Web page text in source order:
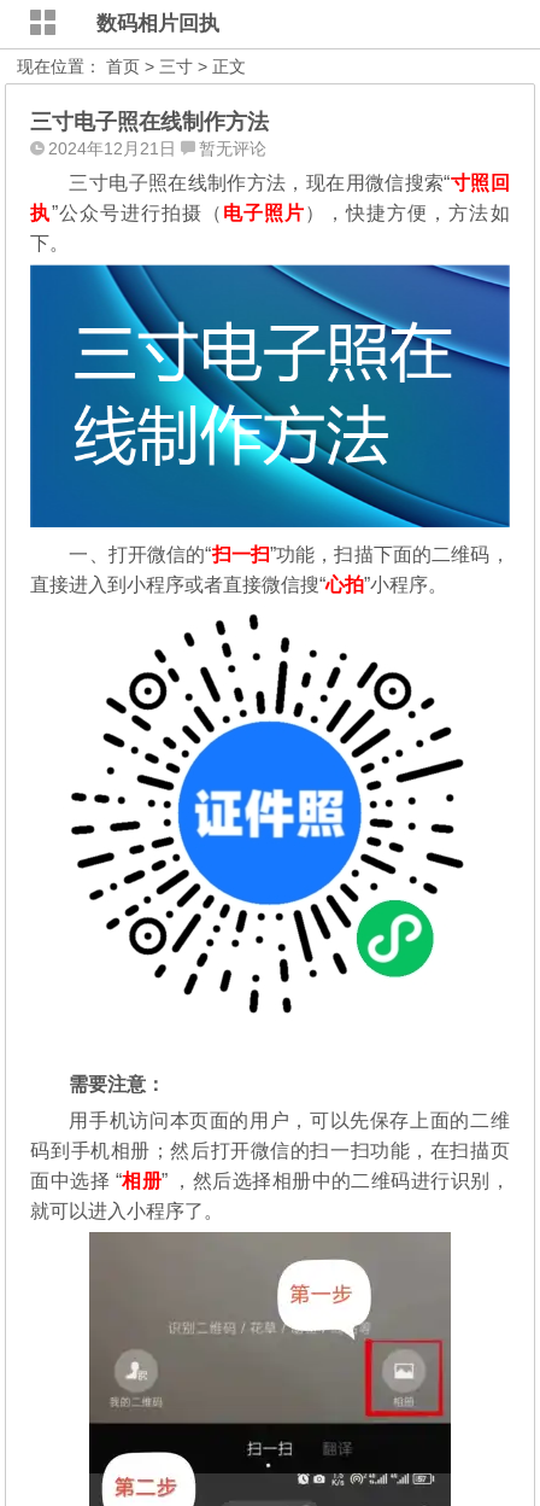
数码相片回执
现在位置：首页 > 三寸 > 正文
三寸电子照在线制作方法
2024年12月21日 暂无评论
三寸电子照在线制作方法，现在用微信搜索“寸照回
执”公众号进行拍摄（ 电子照片），快捷方便，方法如
下。
一、打开微信的“扫一扫”功能，扫描下面的二维码，
直接进入到小程序或者直接微信搜“心拍”小程序。
需要注意：
用手机访问本页面的用户，可以先保存上面的二维
码到手机相册；然后打开微信的扫一扫功能，在扫描页
面中选择 “相册” ，然后选择相册中的二维码进行识别，
就可以进入小程序了。